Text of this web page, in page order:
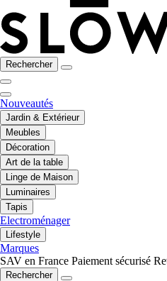
Rechercher
Nouveautés
Jardin & Extérieur
Meubles
Décoration
Art de la table
Linge de Maison
Luminaires
Tapis
Electroménager
Lifestyle
Marques
SAV en France Paiement sécurisé
Rechercher